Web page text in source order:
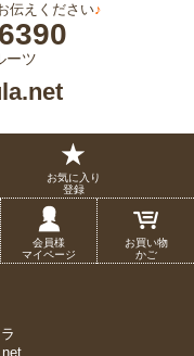
伝えください♪
ーツ
お気に入り
登録
会員様
マイページ
お買い物
かご